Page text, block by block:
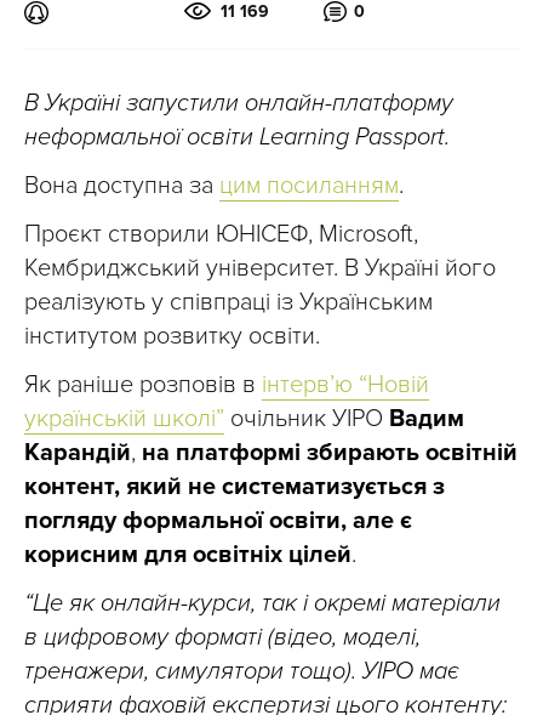
11 169 0
В Україні запустили онлайн-платформу
неформальної освіти Learning Passport.
Вона доступна за цим посиланням.
Проєкт створили ЮНІСЕФ, Microsoft,
Кембриджський університет. В Україні його
реалізують у співпраці із Українським
інститутом розвитку освіти.
Як раніше розповів в інтерв’ю “Новій
українській школі” очільник УІРО Вадим
Карандій, на платформі збирають освітній
контент, який не систематизується з
погляду формальної освіти, але є
корисним для освітніх цілей.
“Це як онлайн-курси, так і окремі матеріали
в цифровому форматі (відео, моделі,
тренажери, симулятори тощо). УІРО має
сприяти фаховій експертизі цього контенту: